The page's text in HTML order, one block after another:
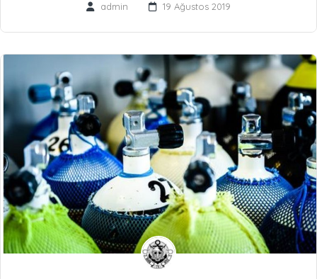
admin 19 Ağustos 2019